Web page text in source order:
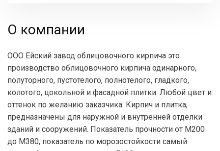
О компании
ООО Ейский завод облицовочного кирпича это
производство облицовочного кирпича одинарного,
полуторного, пустотелого, полнотелого, гладкого,
колотого, цокольной и фасадной плитки. Любой цвет и
оттенок по желанию заказчика. Кирпич и плитка,
предназначены для наружной и внутренней отделки
зданий и сооружений. Показатель прочности от М200
до М380, показатель по морозостойкости самый